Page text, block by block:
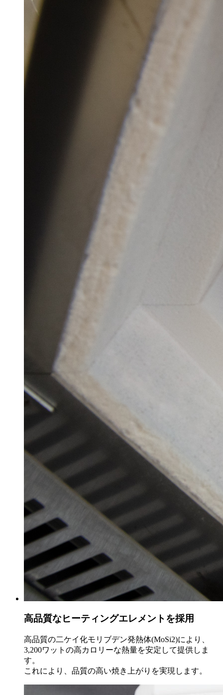
高品質なヒーティングエレメントを採用
高品質の二ケイ化モリブデン発熱体(MoSi2)により、
3,200ワットの高カロリーな熱量を安定して提供しま
す。
これにより、品質の高い焼き上がりを実現します。